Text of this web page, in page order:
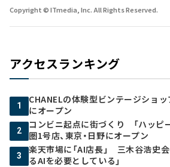
Copyright © ITmedia, Inc. All Rights Reserved.
アクセスランキング
1
CHANELの体験型ビンテージショッ
にオープン
2
コンビニ起点に街づくり 「ハッピ
圏1号店、東京・日野にオープン
3
楽天市場に「AI店長」 三木谷浩史
るAIを必要としている」